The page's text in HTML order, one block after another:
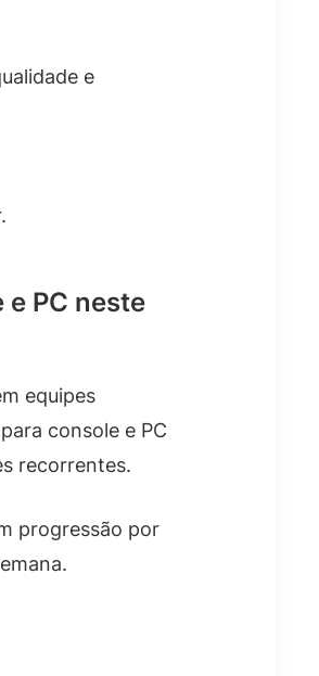
e
PC neste
equipes
console e PC
recorrentes.
progressão por